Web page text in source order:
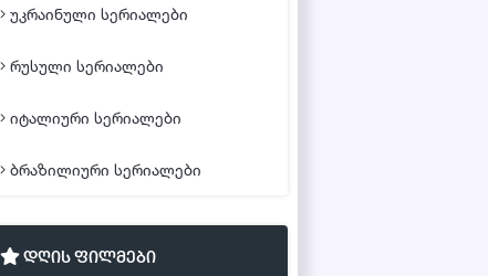
უკრაინული სერიალები
რუსული სერიალები
იტალიური სერიალები
ბრაზილიური სერიალები
დღის ფილმები